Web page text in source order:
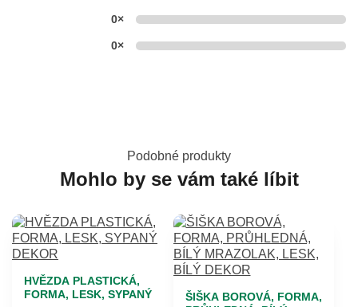
0×
0×
Podobné produkty
Mohlo by se vám také líbit
HVĚZDA PLASTICKÁ,
FORMA, LESK, SYPANÝ
ŠIŠKA BOROVÁ, FORMA,